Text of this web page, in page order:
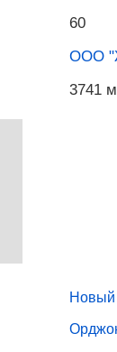
60
ООО
3741